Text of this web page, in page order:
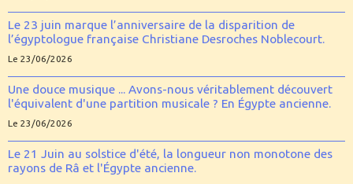
Le 23 juin marque l’anniversaire de la disparition de
l’égyptologue française Christiane Desroches Noblecourt.
Le 23/06/2026
Une douce musique ... Avons-nous véritablement découvert
l'équivalent d'une partition musicale ? En Égypte ancienne.
Le 23/06/2026
Le 21 Juin au solstice d'été, la longueur non monotone des
rayons de Râ et l'Égypte ancienne.